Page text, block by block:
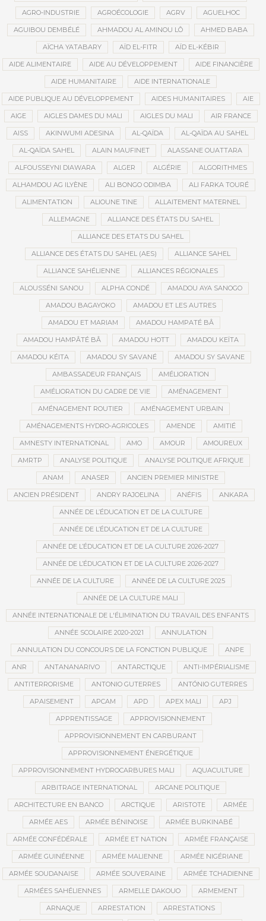
AGRO-INDUSTRIE AGROÉCOLOGIE AGRV AGUELHOC
AGUIBOU DEMBÉLÉ AHMADOU AL AMINOU LÔ AHMED BABA
AÏCHA YATABARY AÏD EL-FITR AÏD EL-KÉBIR
AIDE ALIMENTAIRE AIDE AU DÉVELOPPEMENT AIDE FINANCIÈRE
AIDE HUMANITAIRE AIDE INTERNATIONALE
AIDE PUBLIQUE AU DÉVELOPPEMENT AIDES HUMANITAIRES AIE
AIGE AIGLES DAMES DU MALI AIGLES DU MALI AIR FRANCE
AISS AKINWUMI ADESINA AL-QAÏDA AL-QAÏDA AU SAHEL
AL-QAÏDA SAHEL ALAIN MAUFINET ALASSANE OUATTARA
ALFOUSSEYNI DIAWARA ALGER ALGÉRIE ALGORITHMES
ALHAMDOU AG ILYÈNE ALI BONGO ODIMBA ALI FARKA TOURÉ
ALIMENTATION ALIOUNE TINE ALLAITEMENT MATERNEL
ALLEMAGNE ALLIANCE DES ÉTATS DU SAHEL
ALLIANCE DES ETATS DU SAHEL
ALLIANCE DES ÉTATS DU SAHEL (AES) ALLIANCE SAHEL
ALLIANCE SAHÉLIENNE ALLIANCES RÉGIONALES
ALOUSSÉNI SANOU ALPHA CONDÉ AMADOU AYA SANOGO
AMADOU BAGAYOKO AMADOU ET LES AUTRES
AMADOU ET MARIAM AMADOU HAMPATÉ BÂ
AMADOU HAMPÂTÉ BÂ AMADOU HOTT AMADOU KEÏTA
AMADOU KÉITA AMADOU SY SAVANÉ AMADOU SY SAVANE
AMBASSADEUR FRANÇAIS AMÉLIORATION
AMÉLIORATION DU CADRE DE VIE AMÉNAGEMENT
AMÉNAGEMENT ROUTIER AMÉNAGEMENT URBAIN
AMÉNAGEMENTS HYDRO-AGRICOLES AMENDE AMITIÉ
AMNESTY INTERNATIONAL AMO AMOUR AMOUREUX
AMRTP ANALYSE POLITIQUE ANALYSE POLITIQUE AFRIQUE
ANAM ANASER ANCIEN PREMIER MINISTRE
ANCIEN PRÉSIDENT ANDRY RAJOELINA ANÉFIS ANKARA
ANNÉE DE L’ÉDUCATION ET DE LA CULTURE
ANNÉE DE L’ÉDUCATION ET DE LA CULTURE
ANNÉE DE L’ÉDUCATION ET DE LA CULTURE 2026-2027
ANNÉE DE L’ÉDUCATION ET DE LA CULTURE 2026-2027
ANNÉE DE LA CULTURE ANNÉE DE LA CULTURE 2025
ANNÉE DE LA CULTURE MALI
ANNÉE INTERNATIONALE DE L'ÉLIMINATION DU TRAVAIL DES ENFANTS
ANNÉE SCOLAIRE 2020-2021 ANNULATION
ANNULATION DU CONCOURS DE LA FONCTION PUBLIQUE ANPE
ANR ANTANANARIVO ANTARCTIQUE ANTI-IMPÉRIALISME
ANTITERRORISME ANTONIO GUTERRES ANTÓNIO GUTERRES
APAISEMENT APCAM APD APEX MALI APJ
APPRENTISSAGE APPROVISIONNEMENT
APPROVISIONNEMENT EN CARBURANT
APPROVISIONNEMENT ÉNERGÉTIQUE
APPROVISIONNEMENT HYDROCARBURES MALI AQUACULTURE
ARBITRAGE INTERNATIONAL ARCANE POLITIQUE
ARCHITECTURE EN BANCO ARCTIQUE ARISTOTE ARMÉE
ARMÉE AES ARMÉE BÉNINOISE ARMÉE BURKINABÉ
ARMÉE CONFÉDÉRALE ARMÉE ET NATION ARMÉE FRANÇAISE
ARMÉE GUINÉENNE ARMÉE MALIENNE ARMÉE NIGÉRIANE
ARMÉE SOUDANAISE ARMÉE SOUVERAINE ARMÉE TCHADIENNE
ARMÉES SAHÉLIENNES ARMELLE DAKOUO ARMEMENT
ARNAQUE ARRESTATION ARRESTATIONS